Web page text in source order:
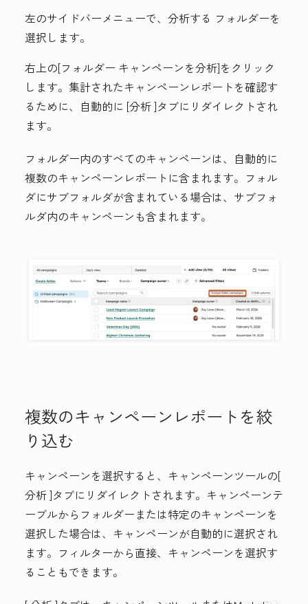
左のサイドバーメニューで、 分析する フォルダーを
選択します。
右上の[フォルダー キャンペーンを分析]をクリック
します。集計されたキャンペーンレポートを確認す
るために、自動的に [分析]タブにリダイレクトされ
ます。
フォルダー内のすべてのキャンペーンは、自動的に
複数のキャンペーンレポートに含まれます。フォル
ダにサブフォルダが含まれている場合は、サブフォ
ルダ内のキャンペーンも含まれます。
複数のキャンペーンレポートを絞
り込む
キャンペーンを選択すると、キャンペーンツールの[
分析]タブにリダイレクトされます。キャンペーンテ
ーブルからフォルダーまたは特定のキャンペーンを
選択した場合は、キャンペーンが自動的に選択され
ます。フィルターから直接、キャンペーンを選択す
ることもできます。